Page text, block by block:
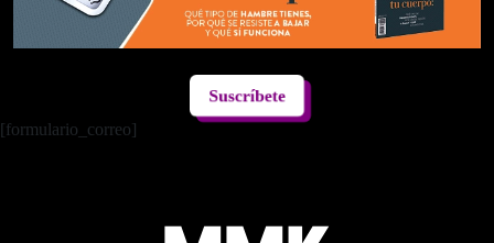
Suscríbete
[formulario_correo]